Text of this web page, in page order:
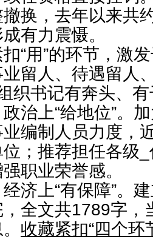
撤换，去年以来共
有力震慑。
扣“用”的环节，激
业留人、待遇留人
织书记有奔头、
政治上“给地位”。
编制人员力度，
；推荐担任各级
职业荣誉感。
经济上“有保障”
，全文共1789字
收藏紧扣“四个环